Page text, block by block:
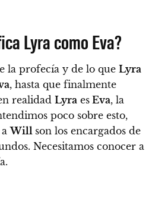
Lyra como Eva?
la profecía y de lo que Lyra
, hasta que finalmente
realidad Lyra es Eva, la
poco sobre esto,
aWill son los encargados de
Necesitamos conocer a